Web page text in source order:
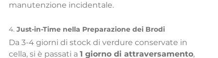
manutenzione incidentale.
4. Just-in-Time nella Preparazione dei Brodi
Da 3-4 giorni di stock di verdure conservate in
cella, si è passati a 1 giorno di attraversamento,